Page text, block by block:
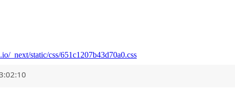
_next/static/css/651c1207b43d70a0.css